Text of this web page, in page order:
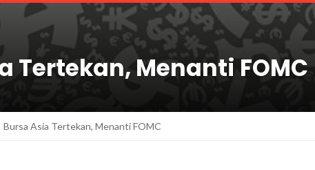
Tertekan, Menanti FOMC
Bursa Asia Tertekan, Menanti FOMC